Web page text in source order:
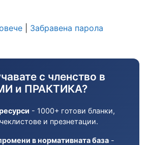
| Забравена парола
с членство в
и ПРАКТИКА?
- 1000+ готови бланки,
и презнетации.
в нормативната база -